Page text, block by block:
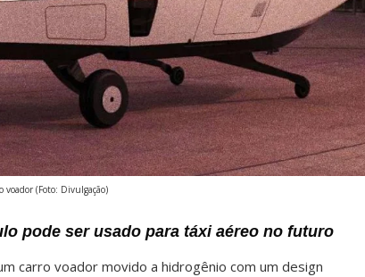
voador (Foto: Divulgação)
pode ser usado para táxi aéreo no futuro
carro voador movido a hidrogênio com um design